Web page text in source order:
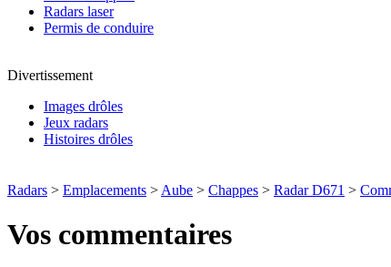
Radars laser
Permis de conduire
Divertissement
Images drôles
Jeux radars
Histoires drôles
Radars > Emplacements > Aube > Chappes > Radar D671 >
Vos commentaires